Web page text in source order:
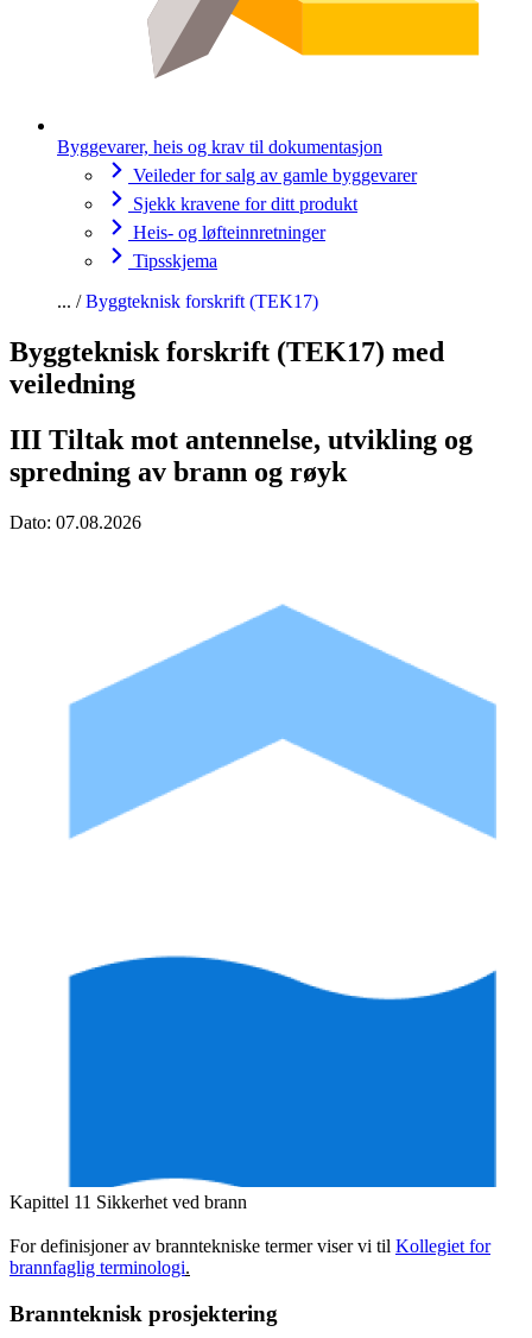
Byggevarer, heis og krav til dokumentasjon
Veileder for salg av gamle byggevarer
Sjekk kravene for ditt produkt
Heis- og løfteinnretninger
Tipsskjema
Byggteknisk forskrift (TEK17)
Byggteknisk forskrift (TEK17) med
veiledning
III Tiltak mot antennelse, utvikling og
spredning av brann og røyk
Dato: 07.08.2026
Kapittel 11 Sikkerhet ved brann
For definisjoner av branntekniske termer viser vi til Kollegiet for
brannfaglig terminologi.
Brannteknisk prosjektering